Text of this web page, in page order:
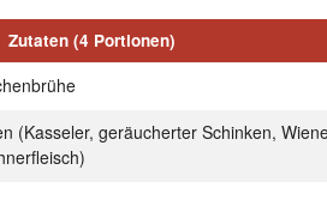
Zutaten (4 Portionen)
(Kasseler, geräucherter Schinken,